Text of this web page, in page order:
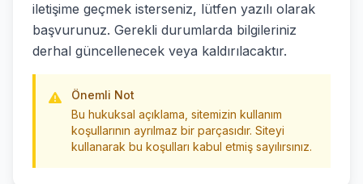
iletişime geçmek isterseniz, lütfen yazılı olarak
başvurunuz. Gerekli durumlarda bilgileriniz
derhal güncellenecek veya kaldırılacaktır.
Önemli Not
Bu hukuksal açıklama, sitemizin kullanım
koşullarının ayrılmaz bir parçasıdır. Siteyi
kullanarak bu koşulları kabul etmiş sayılırsınız.